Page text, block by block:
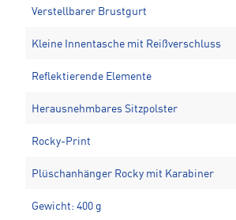
Verstellbarer Brustgurt
Kleine Innentasche mit Reißverschluss
Reflektierende Elemente
Herausnehmbares Sitzpolster
Rocky-Print
Plüschanhänger Rocky mit Karabiner
Gewicht: 400 g